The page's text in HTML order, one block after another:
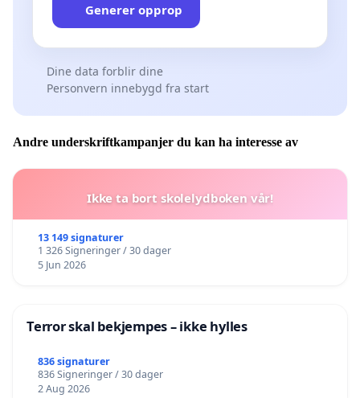
Generer opprop
Dine data forblir dine
Personvern innebygd fra start
Andre underskriftkampanjer du kan ha interesse av
Ikke ta bort skolelydboken vår!
13 149 signaturer
1 326 Signeringer / 30 dager
5 Jun 2026
Terror skal bekjempes – ikke hylles
836 signaturer
836 Signeringer / 30 dager
2 Aug 2026